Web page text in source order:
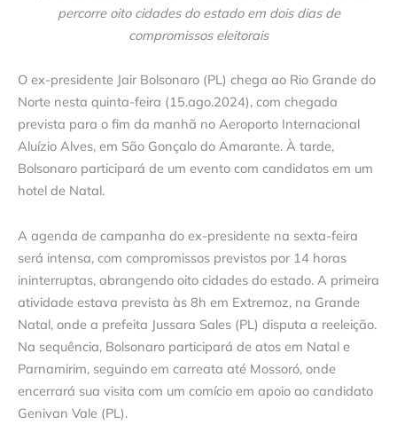
percorre oito cidades do estado em dois dias de
compromissos eleitorais
O ex-presidente Jair Bolsonaro (PL) chega ao Rio Grande do
Norte nesta quinta-feira (15.ago.2024), com chegada
prevista para o fim da manhã no Aeroporto Internacional
Aluízio Alves, em São Gonçalo do Amarante. À tarde,
Bolsonaro participará de um evento com candidatos em um
hotel de Natal.
A agenda de campanha do ex-presidente na sexta-feira
será intensa, com compromissos previstos por 14 horas
ininterruptas, abrangendo oito cidades do estado. A primeira
atividade estava prevista às 8h em Extremoz, na Grande
Natal, onde a prefeita Jussara Sales (PL) disputa a reeleição.
Na sequência, Bolsonaro participará de atos em Natal e
Parnamirim, seguindo em carreata até Mossoró, onde
encerrará sua visita com um comício em apoio ao candidato
Genivan Vale (PL).